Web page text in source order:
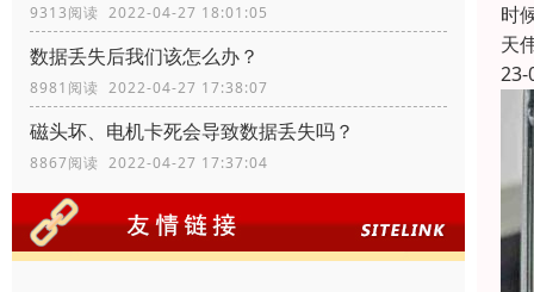
9313阅读 2022-04-27 18:01:05
数据丢失后我们该怎么办？
8981阅读 2022-04-27 17:38:07
磁头坏、电机卡死会导致数据丢失吗？
8867阅读 2022-04-27 17:37:04
时
天
23-